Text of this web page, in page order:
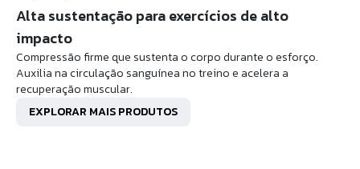
Alta sustentação para exercícios de alto
impacto
Compressão firme que sustenta o corpo durante o esforço.
Auxilia na circulação sanguínea no treino e acelera a
recuperação muscular.
EXPLORAR MAIS PRODUTOS